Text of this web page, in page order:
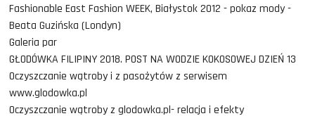
Fashionable East Fashion WEEK, Białystok 2012 - pokaz mody -
Beata Guzińska (Londyn)
Galeria par
GŁODÓWKA FILIPINY 2018. POST NA WODZIE KOKOSOWEJ DZIEŃ 13
Oczyszczanie wątroby i z pasożytów z serwisem
www.glodowka.pl
Oczyszczanie wątroby z glodowka.pl- relacja i efekty